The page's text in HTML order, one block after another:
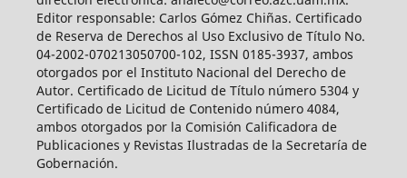
Editor responsable: Carlos Gómez Chiñas. Certificado
de Reserva de Derechos al Uso Exclusivo de Título No.
04-2002-070213050700-102, ISSN 0185-3937, ambos
otorgados por el Instituto Nacional del Derecho de
Autor. Certificado de Licitud de Título número 5304 y
Certificado de Licitud de Contenido número 4084,
ambos otorgados por la Comisión Calificadora de
Publicaciones y Revistas Ilustradas de la Secretaría de
Gobernación.